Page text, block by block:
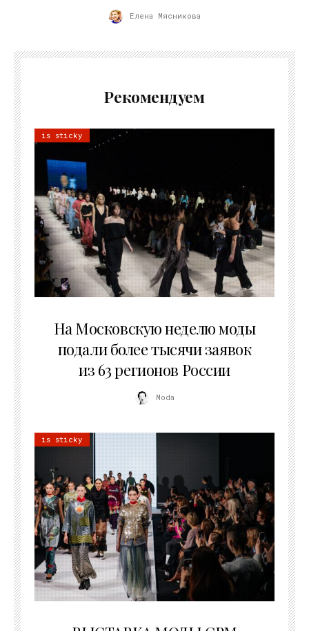
Елена Мясникова
Рекомендуем
is sticky
На Московскую неделю моды
подали более тысячи заявок
из 63 регионов России
Moda
is sticky